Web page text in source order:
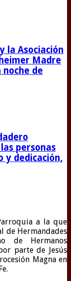
la Asociación
Madre
noche de
personas
y dedicación,
a la que
de Hermandades
de Hermanos
parte de Jesús
Magna en